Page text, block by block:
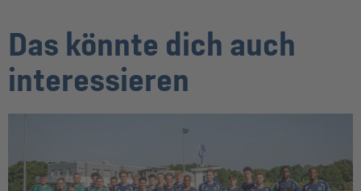
Das könnte dich auch
interessieren